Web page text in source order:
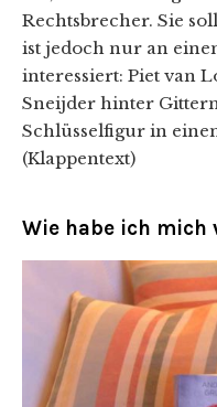
Rechtsbrecher. Sie
ist jedoch nur an
interessiert: Piet van
Sneijder hinter
Schlüsselfigur in
(Klappentext)
Wie habe ich mich